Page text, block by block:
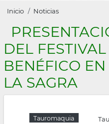
Sobrescribir
enlaces
de
ayuda
a
la
navegación
Inicio Noticias
DEL
BENÉFICO
LA SAGRA
Tauromaquia